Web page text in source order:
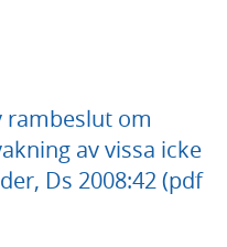
rambeslut om
av vissa icke
Ds 2008:42 (pdf